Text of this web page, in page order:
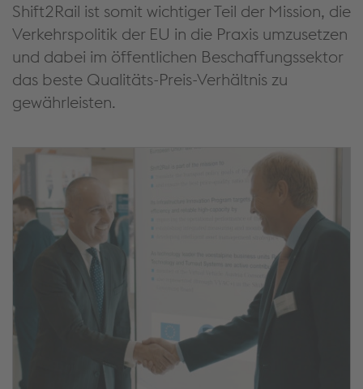
Shift2Rail ist somit wichtiger Teil der Mission, die
Verkehrspolitik der EU in die Praxis umzusetzen
und dabei im öffentlichen Beschaffungssektor
das beste Qualitäts-Preis-Verhältnis zu
gewährleisten.